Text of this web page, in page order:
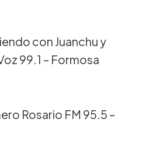
con Juanchu y
99.1 – Formosa
Rosario FM 95.5 –